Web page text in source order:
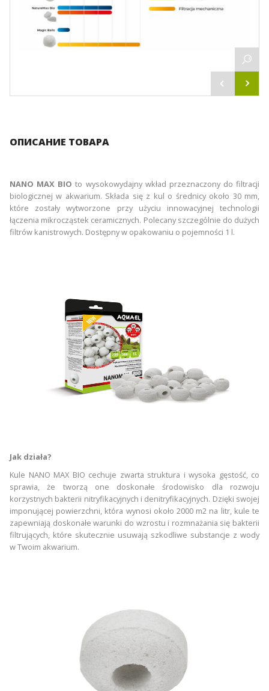
ОПИСАНИЕ ТОВАРА
NANO MAX BIO to wysokowydajny wkład przeznaczony do filtracji
biologicznej w akwarium. Składa się z kul o średnicy około 30 mm,
które zostały wytworzone przy użyciu innowacyjnej technologii
łączenia mikrocząstek ceramicznych. Polecany szczególnie do dużych
filtrów kanistrowych. Dostępny w opakowaniu o pojemności 1 l.
Jak działa?
Kule NANO MAX BIO cechuje zwarta struktura i wysoka gęstość, co
sprawia, że tworzą one doskonałe środowisko dla rozwoju
korzystnych bakterii nitryfikacyjnych i denitryfikacyjnych. Dzięki swojej
imponującej powierzchni, która wynosi około 2000 m2 na litr, kule te
zapewniają doskonałe warunki do wzrostu i rozmnażania się bakterii
filtrujących, które skutecznie usuwają szkodliwe substancje z wody
w Twoim akwarium.